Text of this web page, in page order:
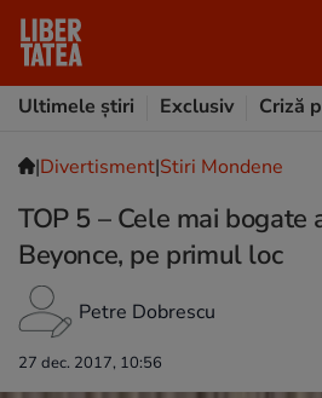
Ultimele știri
Exclusiv Criză
|Divertisment|Stiri Mondene
TOP 5 – Cele mai
Beyonce, pe primul loc
Petre Dobrescu
27 dec. 2017, 10:56